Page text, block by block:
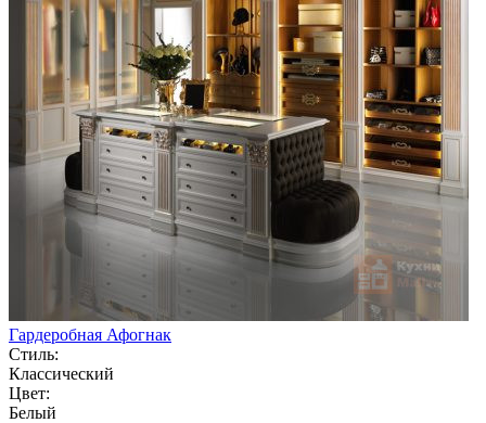
Гардеробная Афогнак
Стиль:
Классический
Цвет:
Белый